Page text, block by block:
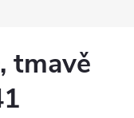
tmavě